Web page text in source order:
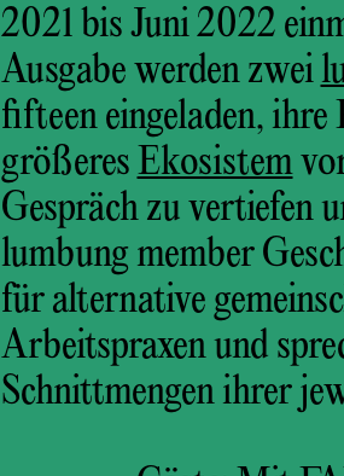
2021 bis Juni 2022
Ausgabe werden zwei
fifteen eingeladen,
größeres Ekosistem
Gespräch zu vertiefen
lumbung member
für alternative
Arbeitspraxen und
Schnittmengen ihrer